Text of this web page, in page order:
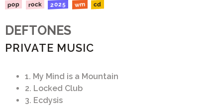
pop rock 2025 wm cd
DEFTONES
PRIVATE MUSIC
1. My Mind is a Mountain
2. Locked Club
3. Ecdysis